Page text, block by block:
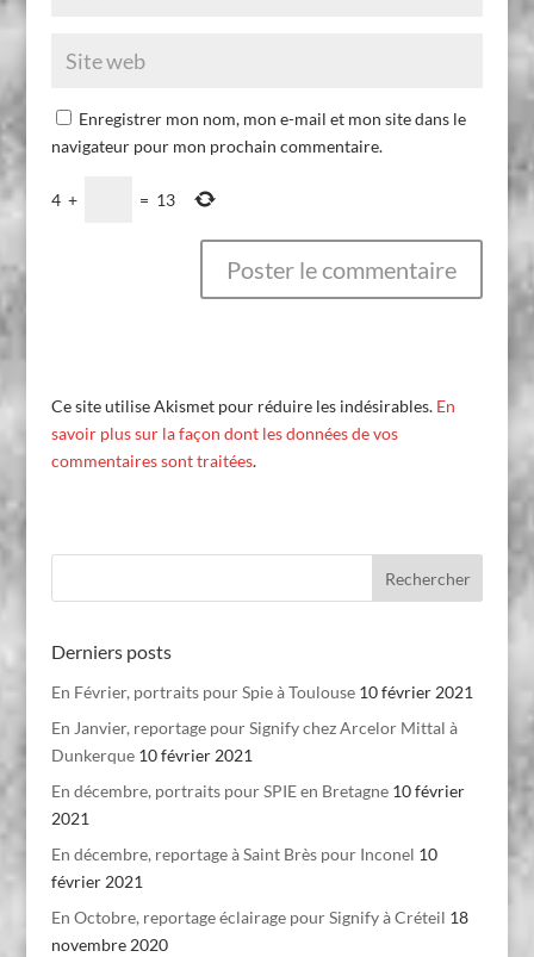
Enregistrer mon nom, mon e-mail et mon site dans le
navigateur pour mon prochain commentaire.
4 + = 13
Ce site utilise Akismet pour réduire les indésirables. En
savoir plus sur la façon dont les données de vos
commentaires sont traitées.
Derniers posts
En Février, portraits pour Spie à Toulouse 10 février 2021
En Janvier, reportage pour Signify chez Arcelor Mittal à
Dunkerque 10 février 2021
En décembre, portraits pour SPIE en Bretagne 10 février
2021
En décembre, reportage à Saint Brès pour Inconel 10
février 2021
En Octobre, reportage éclairage pour Signify à Créteil 18
novembre 2020